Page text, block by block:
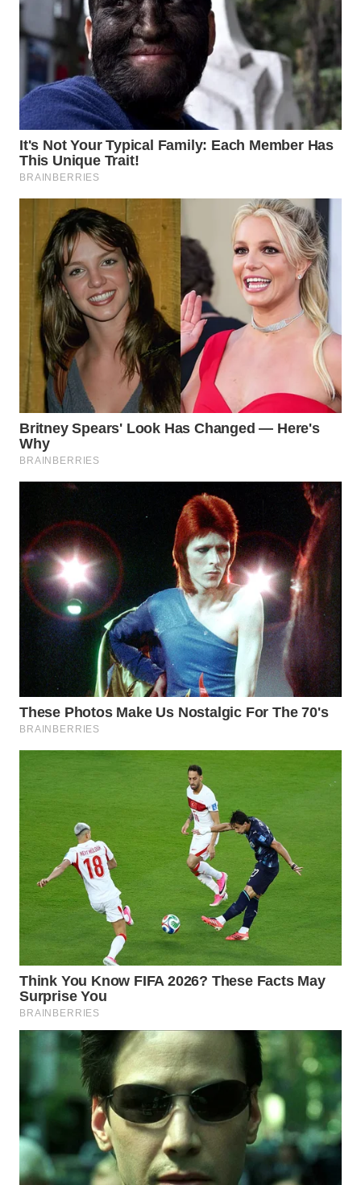
WN
LABUANBAJO
WN
BORNEO
Media
Group
WAHANA
NEWS
WAHANA
TANI
WAHANA
ADVOKAT
WAHANA
INFRASTRUKTUR
WAHANA
KONSUMEN
LISTRIK
WAHANA
TRAVEL
WAHANA
TV
WAHANANEWS
ID
CO ID
WAHANANEWS
WAHANA
SPORT
WAHANA
UMKM
WAHANA
SELEB
WAHANA
PERSONA
WAHANA
WAHANA
HEALTH